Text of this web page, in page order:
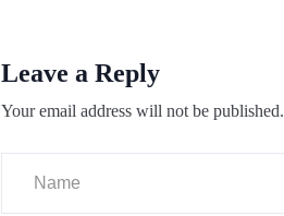
Leave a Reply
Your email address will not be published.